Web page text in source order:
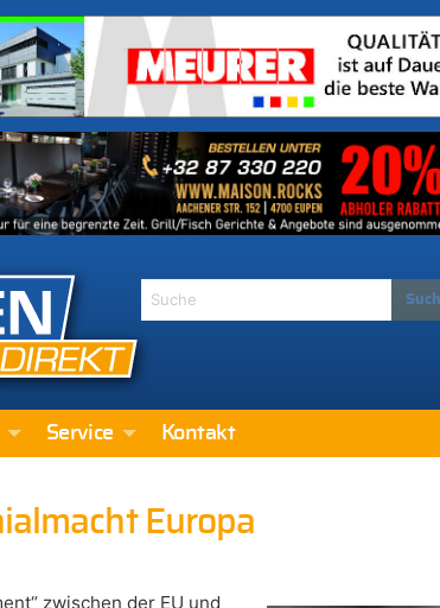
Service Kontakt
Europa
zwischen der EU und